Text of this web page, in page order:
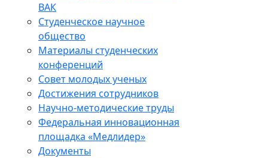
ВАК
Студенческое научное
общество
Материалы студенческих
конференций
Совет молодых ученых
Достижения сотрудников
Научно-методические труды
Федеральная инновационная
площадка «Медлидер»
Документы